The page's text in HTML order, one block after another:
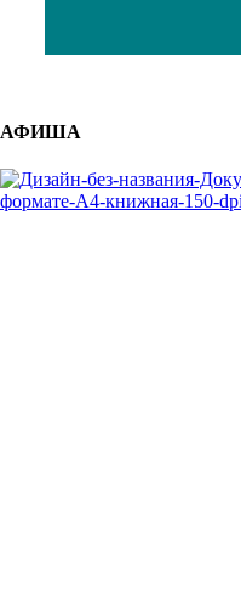
АФИША